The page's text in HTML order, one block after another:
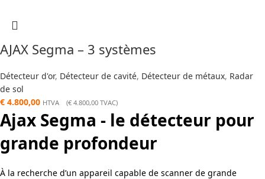
AJAX Segma – 3 systèmes
Détecteur d'or, Détecteur de cavité, Détecteur de métaux, Radar
de sol
€ 4.800,00 HTVA (€ 4.800,00 TVAC)
Ajax Segma - le détecteur pour
grande profondeur
À la recherche d’un appareil capable de scanner de grande